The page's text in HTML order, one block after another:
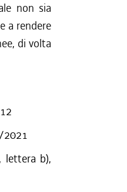
non sia
a rendere
di volta
2021
lettera b),